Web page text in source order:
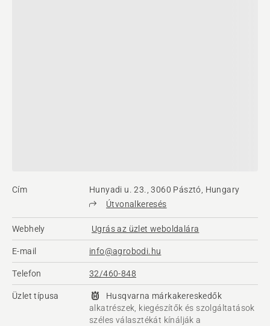
Cím
Hunyadi u. 23., 3060 Pásztó, Hungary
Útvonalkeresés
Webhely Ugrás az üzlet weboldalára
E-mail info@agrobodi.hu
Telefon 32/460-848
Üzlet típusa
Husqvarna márkakereskedők
alkatrészek, kiegészítők és szolgáltatások
széles választékát kínálják a